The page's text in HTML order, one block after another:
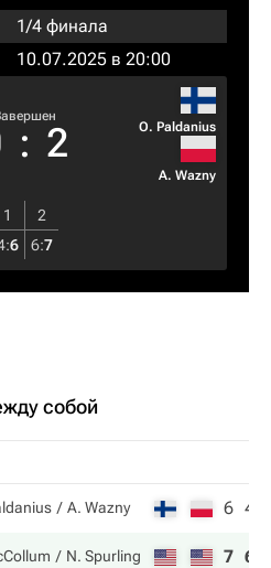
1/4 финала
10.07.2025 в 20:00
: 2 O. Paldanius
A. Wazny
1
2
:6 6:7
собой
A. Wazny 6 4
N. Spurling 7 6